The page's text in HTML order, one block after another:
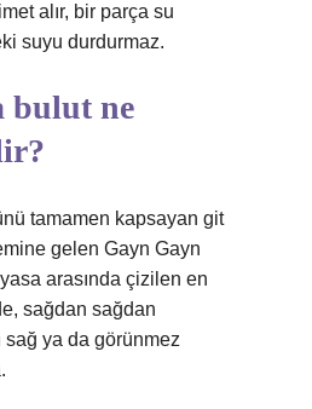
alır, bir parça su
suyu durdurmaz.
bulut ne
tamamen kapsayan git
gelen Gayn Gayn
arasında çizilen en
sağdan sağdan
sağ ya da görünmez